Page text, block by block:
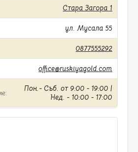
Стара Загора 1
ул. Мусала 55
0877555292
office@ruskiyagold.com
Пон.- Съб. от 9:00 - 19:00 |
Нед. - 10:00 - 17:00